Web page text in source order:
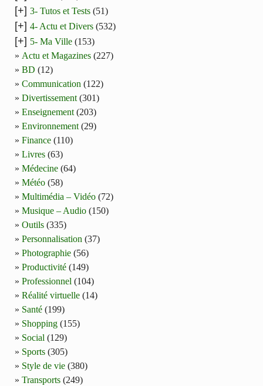
[+] 3- Tutos et Tests (51)
[+] 4- Actu et Divers (532)
[+] 5- Ma Ville (153)
Actu et Magazines (227)
BD (12)
Communication (122)
Divertissement (301)
Enseignement (203)
Environnement (29)
Finance (110)
Livres (63)
Médecine (64)
Météo (58)
Multimédia – Vidéo (72)
Musique – Audio (150)
Outils (335)
Personnalisation (37)
Photographie (56)
Productivité (149)
Professionnel (104)
Réalité virtuelle (14)
Santé (199)
Shopping (155)
Social (129)
Sports (305)
Style de vie (380)
Transports (249)